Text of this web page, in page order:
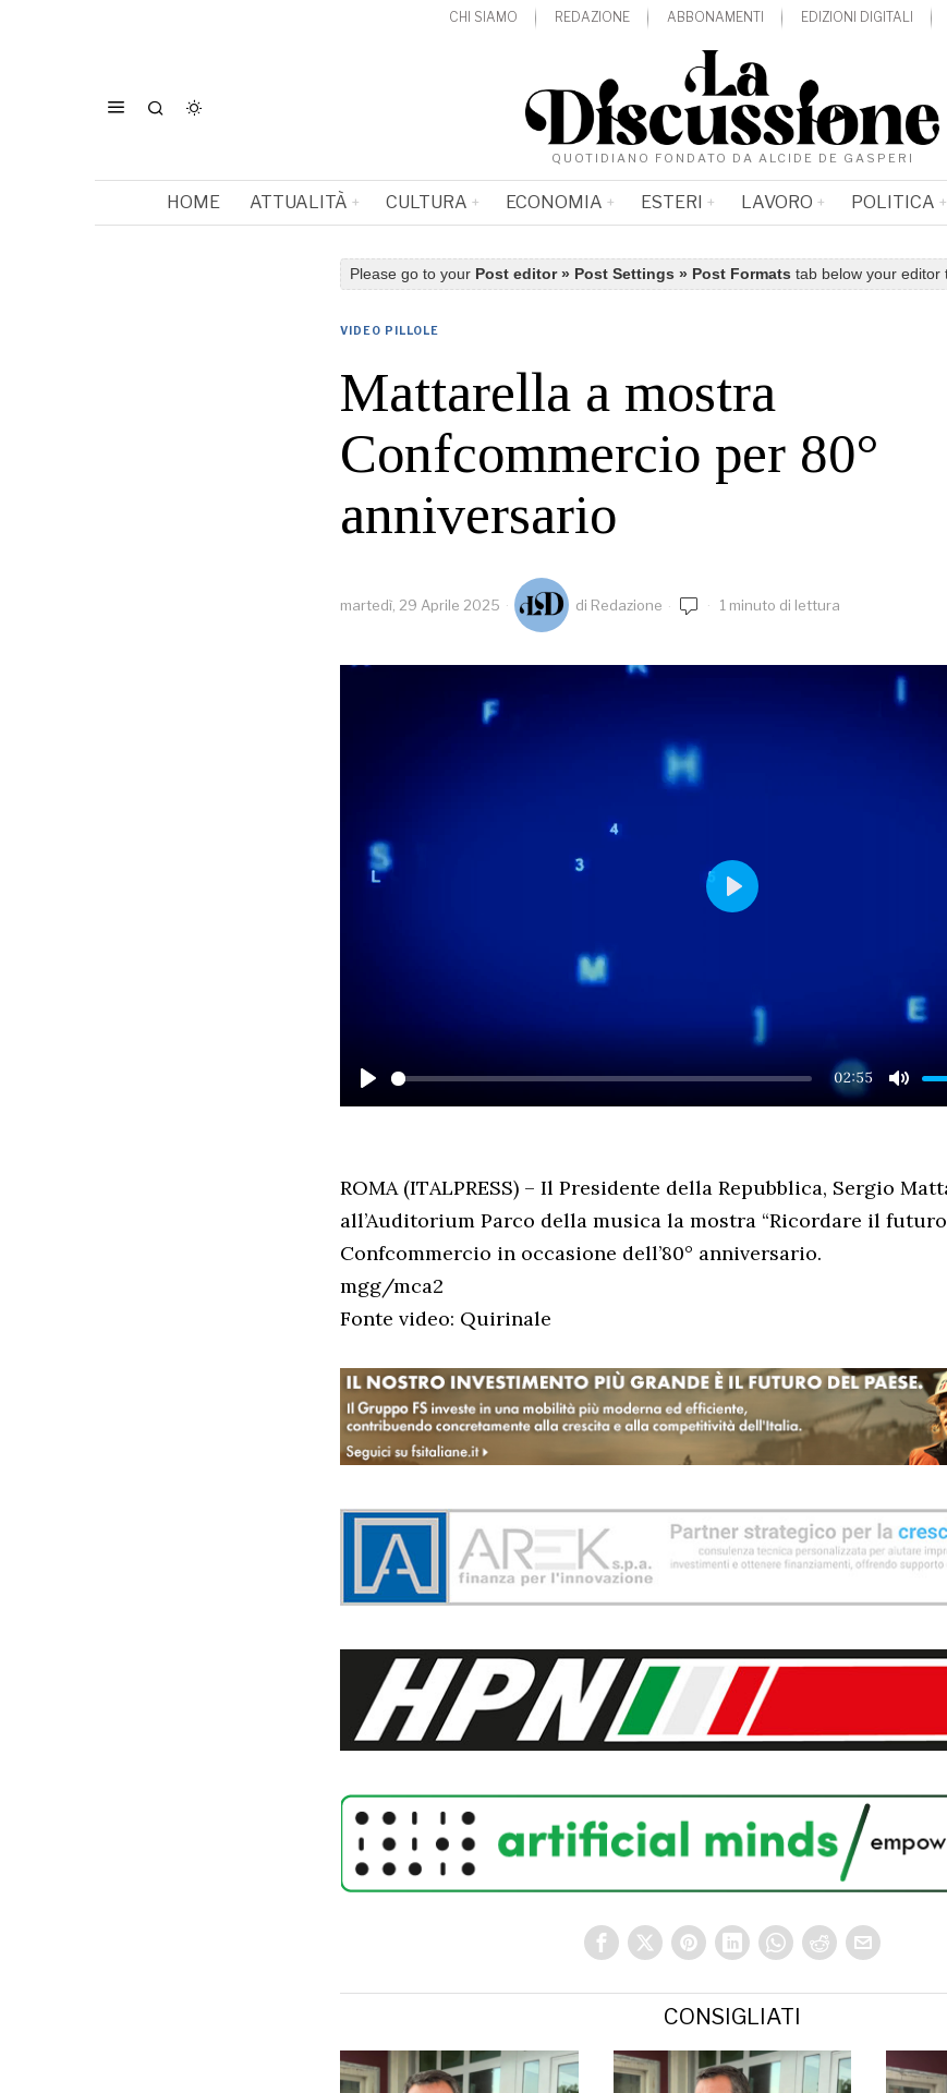
CHI SIAMO REDAZIONE ABBONAMENTI EDIZIONI DIGITALI
QUOTIDIANO FONDATO DA ALCIDE DE GASPERI
HOME ATTUALITÀ CULTURA ECONOMIA ESTERI LAVORO POLITICA
Please go to your Post editor » Post Settings » Post Formats tab below your editor
VIDEO PILLOLE
Mattarella a mostra
Confcommercio per 80°
anniversario
martedì, 29 Aprile 2025 di Redazione 1 minuto di lettura
PLAY
02:55
PLAY
ROMA (ITALPRESS) – Il Presidente della Repubblica, Sergio
all’Auditorium Parco della musica la mostra “Ricordare il
Confcommercio in occasione dell’80° anniversario.
mgg/mca2
Fonte video: Quirinale
CONSIGLIATI